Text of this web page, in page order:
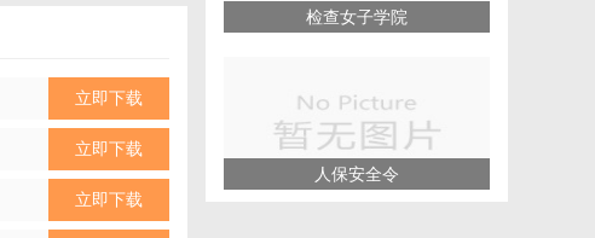
场景。
立即下载
立即下载
立即下载
检查女子学院
人保安全令